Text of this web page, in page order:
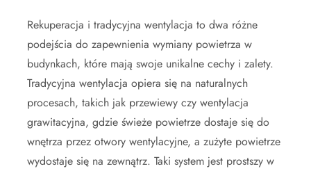
Rekuperacja i tradycyjna wentylacja to dwa różne
podejścia do zapewnienia wymiany powietrza w
budynkach, które mają swoje unikalne cechy i zalety.
Tradycyjna wentylacja opiera się na naturalnych
procesach, takich jak przewiewy czy wentylacja
grawitacyjna, gdzie świeże powietrze dostaje się do
wnętrza przez otwory wentylacyjne, a zużyte powietrze
wydostaje się na zewnątrz. Taki system jest prostszy w